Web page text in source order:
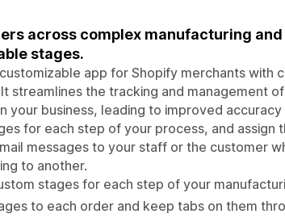
across complex manufacturing
stages.
app for Shopify merchants with
streamlines the tracking and management
your business, leading to improved
for each step of your process, and assign
messages to your staff or the customer
to another.
stages for each step of your
to each order and keep tabs on them